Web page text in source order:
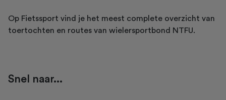
Op Fietssport vind je het meest complete overzicht van
toertochten en routes van wielersportbond NTFU.
Snel naar...